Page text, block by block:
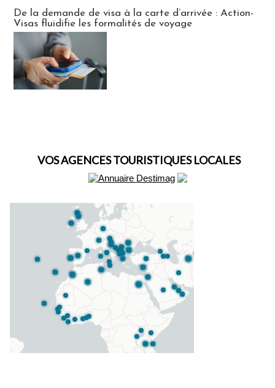
De la demande de visa à la carte d’arrivée : Action-
Visas fluidifie les formalités de voyage
VOS AGENCES TOURISTIQUES LOCALES